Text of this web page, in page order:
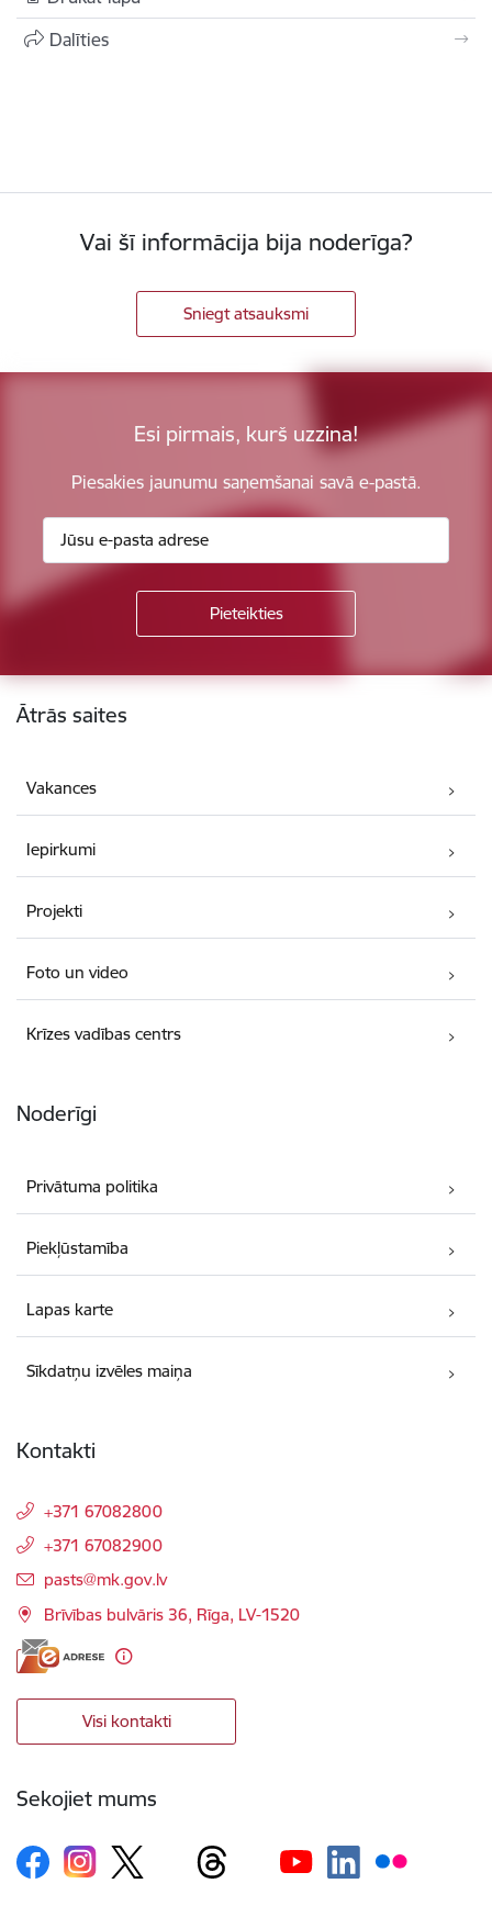
Dalīties
Vai šī informācija bija noderīga?
Sniegt atsauksmi
Esi pirmais, kurš uzzina!
Piesakies jaunumu saņemšanai savā e-pastā.
Kājene
Ātrās saites
Vakances
Iepirkumi
Projekti
Foto un video
Krīzes vadības centrs
Noderīgi
Privātuma politika
Piekļūstamība
Lapas karte
Sīkdatņu izvēles maiņa
Kontakti
+371 67082800
+371 67082900
E-pasts:
pasts@mk.gov.lv
Brīvības bulvāris 36, Rīga, LV-1520
Visi kontakti
Sekojiet mums